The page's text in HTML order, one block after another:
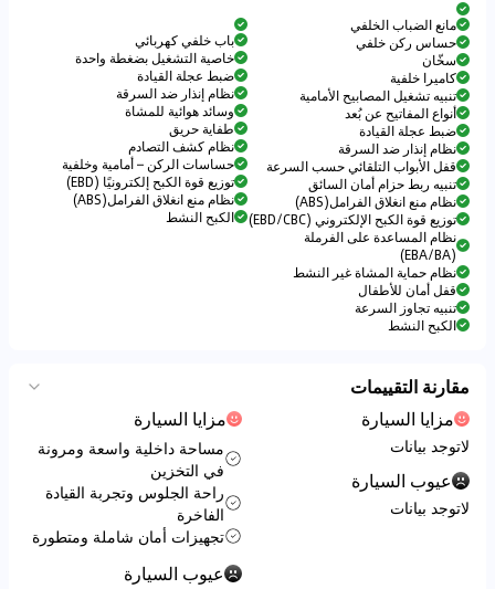
مانع الضباب الخلفي
حساس ركن خلفي
سخّان
كاميرا خلفية
تنبيه تشغيل المصابيح الأمامية
أنواع المفاتيح عن بُعد
ضبط عجلة القيادة
نظام إنذار ضد السرقة
قفل الأبواب التلقائي حسب السرعة
تنبيه ربط حزام أمان السائق
نظام منع انغلاق الفرامل(ABS)
توزيع قوة الكبح الإلكتروني (EBD/CBC)
نظام المساعدة على الفرملة
(EBA/BA)
نظام حماية المشاة غير النشط
قفل أمان للأطفال
تنبيه تجاوز السرعة
الكبح النشط
باب خلفي كهربائي
خاصية التشغيل بضغطة واحدة
ضبط عجلة القيادة
نظام إنذار ضد السرقة
وسائد هوائية للمشاة
طفاية حريق
نظام كشف التصادم
حساسات الركن – أمامية وخلفية
توزيع قوة الكبح إلكترونيًا (EBD)
نظام منع انغلاق الفرامل(ABS)
الكبح النشط
مقارنة التقييمات
مزايا السيارة
لاتوجد بيانات
عيوب السيارة
لاتوجد بيانات
مزايا السيارة
مساحة داخلية واسعة ومرونة
في التخزين
راحة الجلوس وتجربة القيادة
الفاخرة
تجهيزات أمان شاملة ومتطورة
عيوب السيارة